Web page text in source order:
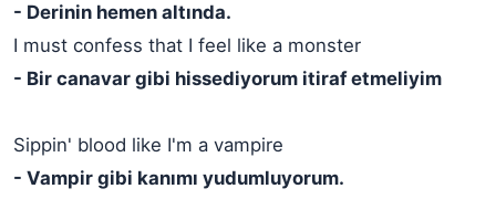
- Derinin hemen altında.
I must confess that I feel like a monster
- Bir canavar gibi hissediyorum itiraf etmeliyim
Sippin' blood like I'm a vampire
- Vampir gibi kanımı yudumluyorum.